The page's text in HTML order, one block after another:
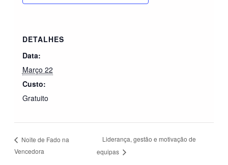
DETALHES
Data:
Março 22
Custo:
Gratuito
Noite de Fado na
Vencedora
Liderança, gestão e motivação de
equipas